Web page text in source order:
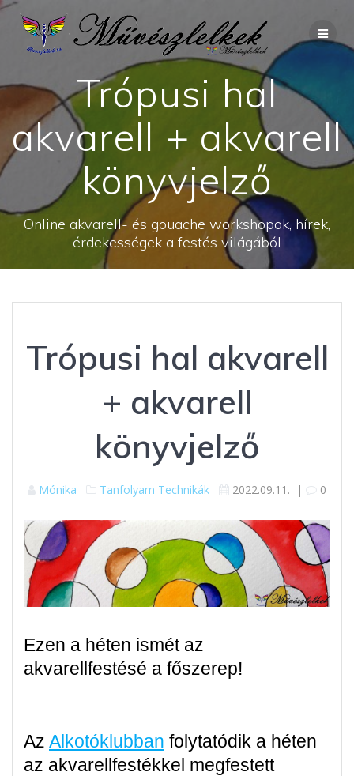
content
Trópusi hal
akvarell + akvarell
könyvjelző
Online akvarell- és gouache workshopok, hírek,
érdekességek a festés világából
Trópusi hal akvarell
+ akvarell
könyvjelző
Mónika Tanfolyam Technikák 2022.09.11. | 0
Ezen a héten ismét az
akvarellfestésé a főszerep!
Az Alkotóklubban folytatódik a héten
az akvarellfestékkel megfestett